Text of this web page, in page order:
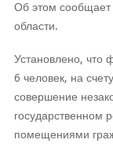
Об этом сообщает
области.
Установлено, что
6 человек, на
совершение
государственном
помещениями